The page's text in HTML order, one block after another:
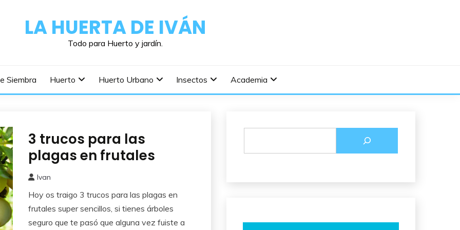
LA HUERTA DE IVÁN
Todo para Huerto y jardín.
Siembra Huerto Huerto Urbano Insectos Academia
Perjudiciales
3 trucos para las
plagas en frutales
julio,
2026
Ivan
Hoy os traigo 3 trucos para las plagas en
frutales super sencillos, si tienes árboles
seguro que te pasó que alguna vez fuiste a